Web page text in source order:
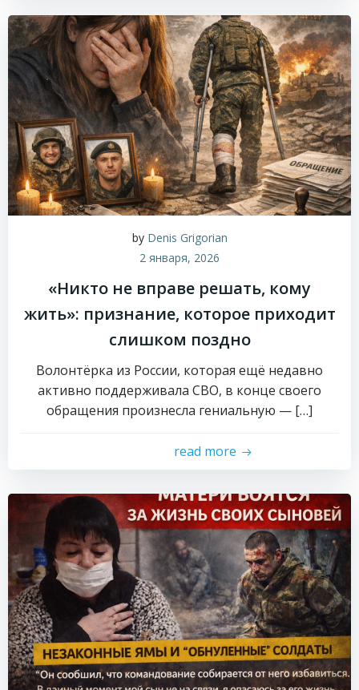
by Denis Grigorian
2 января, 2026
«Никто не вправе решать, кому
жить»: признание, которое приходит
слишком поздно
Волонтёрка из России, которая ещё недавно
активно поддерживала СВО, в конце своего
обращения произнесла гениальную — […]
read more